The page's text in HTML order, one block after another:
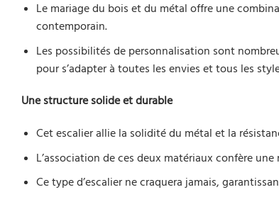
Le mariage du bois et du métal offre une
contemporain.
Les possibilités de personnalisation sont
pour s’adapter à toutes les envies et tous les
Une structure solide et durable
Cet escalier allie la solidité du métal et la
L’association de ces deux matériaux confère
Ce type d’escalier ne craquera jamais,